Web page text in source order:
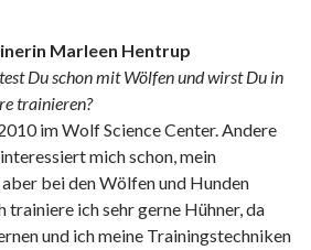
Marleen Hentrup
Du schon mit Wölfen und wirst Du in
trainieren?
im Wolf Science Center. Andere
mich schon, mein
bei den Wölfen und Hunden
trainiere ich sehr gerne Hühner, da
und ich meine Trainingstechniken